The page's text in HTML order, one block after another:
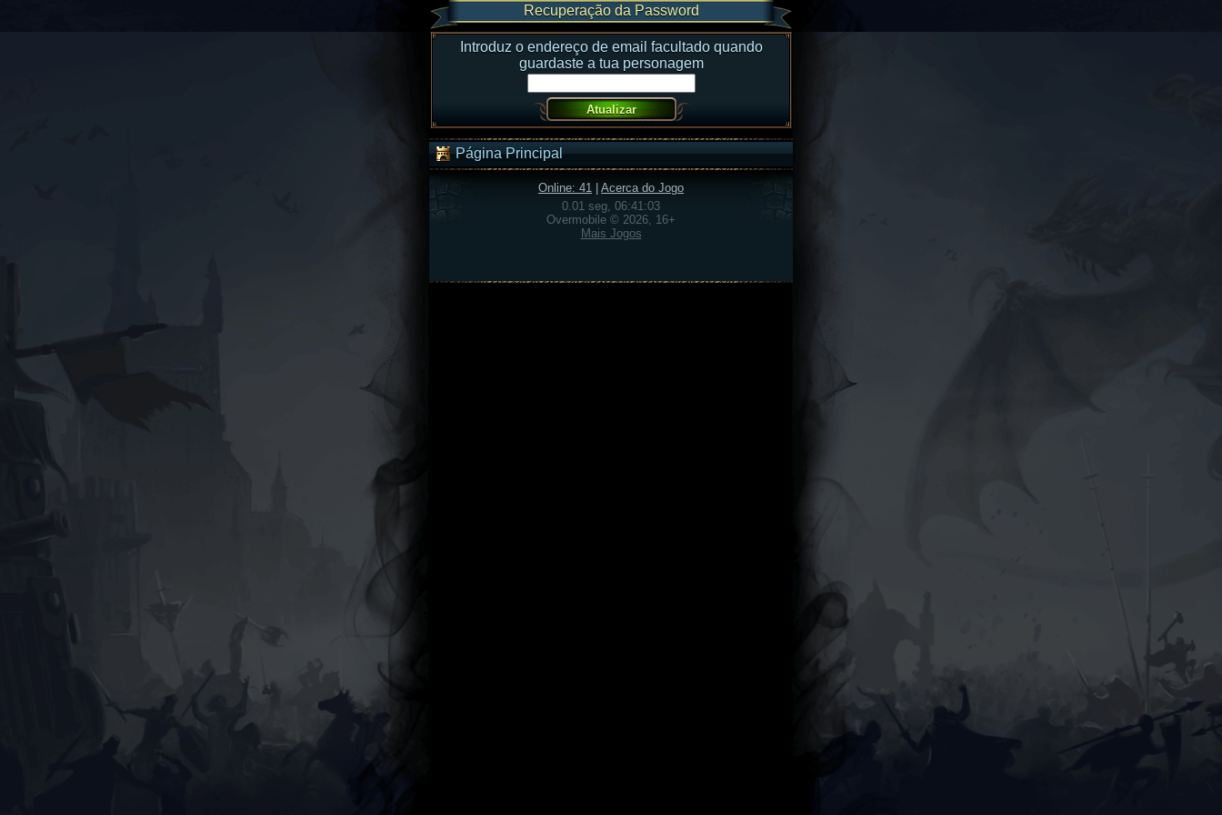
Recuperação da Password
Introduz o endereço de email facultado quando
guardaste a tua personagem
Página Principal
Online: 41
Acerca do Jogo
0.01 seg, 06:41:03
Overmobile © 2026, 16+
Mais Jogos